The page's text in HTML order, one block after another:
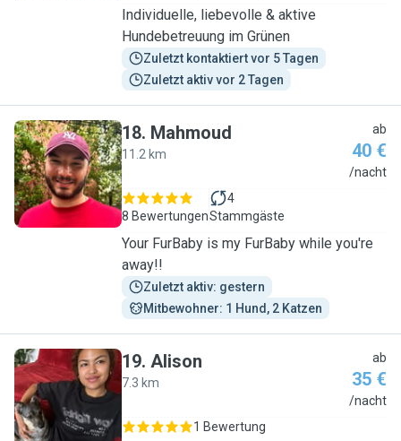
Individuelle, liebevolle & aktive
Hundebetreuung im Grünen
Zuletzt kontaktiert vor 5 Tagen
Zuletzt aktiv vor 2 Tagen
M
18. Mahmoud
11.2 km
ab
40 €
/nacht
8 Bewertungen
4
Stammgäste
Your FurBaby is my FurBaby while you're
away!!
Zuletzt aktiv: gestern
Mitbewohner: 1 Hund, 2 Katzen
A
19. Alison
7.3 km
ab
35 €
/nacht
1 Bewertung